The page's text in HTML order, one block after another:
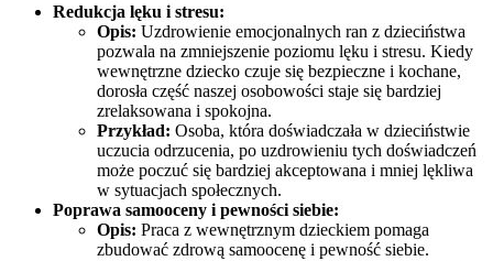
Redukcja lęku i stresu:
Opis: Uzdrowienie emocjonalnych ran z dzieciństwa
pozwala na zmniejszenie poziomu lęku i stresu. Kiedy
wewnętrzne dziecko czuje się bezpieczne i kochane,
dorosła część naszej osobowości staje się bardziej
zrelaksowana i spokojna.
Przykład: Osoba, która doświadczała w dzieciństwie
uczucia odrzucenia, po uzdrowieniu tych doświadczeń
może poczuć się bardziej akceptowana i mniej lękliwa
w sytuacjach społecznych.
Poprawa samooceny i pewności siebie:
Opis: Praca z wewnętrznym dzieckiem pomaga
zbudować zdrową samoocenę i pewność siebie.